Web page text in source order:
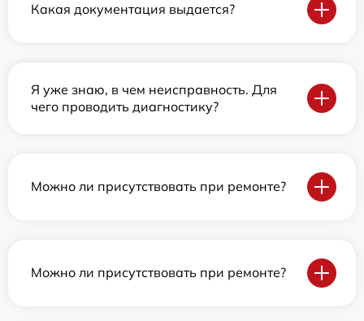
Какая документация выдается?
Я уже знаю, в чем неисправность. Для
чего проводить диагностику?
Можно ли присутствовать при ремонте?
Можно ли присутствовать при ремонте?